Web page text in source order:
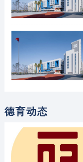
德育动态